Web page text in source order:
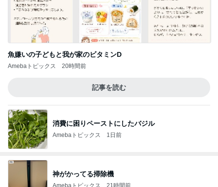
魚嫌いの子どもと我が家のビタミンD
Amebaトピックス 20時間前
記事を読む
消費に困りペーストにしたバジル
Amebaトピックス 1日前
神がかってる掃除機
Amebaトピックス 21時間前